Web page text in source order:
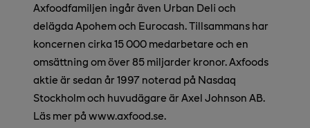
Axfoodfamiljen ingår även Urban Deli och
delägda Apohem och Eurocash. Tillsammans har
koncernen cirka 15 000 medarbetare och en
omsättning om över 85 miljarder kronor. Axfoods
aktie är sedan år 1997 noterad på Nasdaq
Stockholm och huvudägare är Axel Johnson AB.
Läs mer på www.axfood.se.